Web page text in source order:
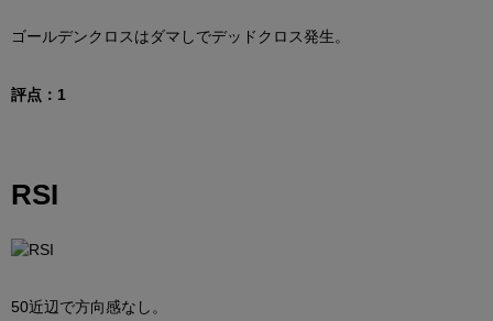
ゴールデンクロスはダマしでデッドクロス発生。
評点：1
RSI
50近辺で方向感なし。